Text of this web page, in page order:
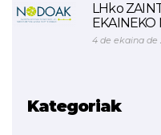
LHko
EKAINEKO
4 de ekaina de
Kategoriak